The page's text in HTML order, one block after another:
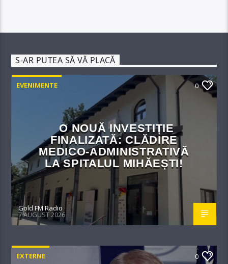
S-AR PUTEA SĂ VĂ PLACĂ
EVENIMENTE 0
O NOUĂ INVESTIȚIE
FINALIZATĂ: CLĂDIRE
MEDICO-ADMINISTRATIVĂ
LA SPITALUL MIHĂEȘTI!​
Gold FM Radio
7 AUGUST 2026
EXTERNE 0